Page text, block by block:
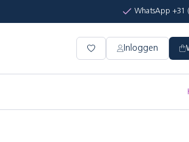
WhatsApp +31
Inloggen